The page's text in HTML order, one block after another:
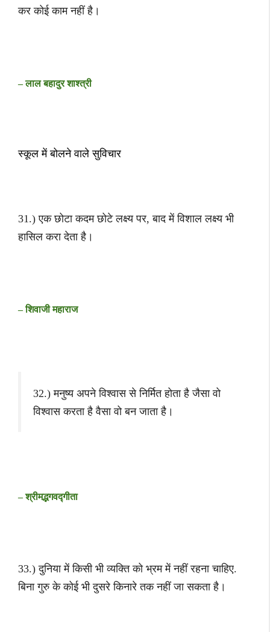
कर कोई काम नहीं है।
– लाल बहादुर शाश्त्री
स्कूल में बोलने वाले सुविचार
31.) एक छोटा कदम छोटे लक्ष्य पर, बाद में विशाल लक्ष्य भी
हासिल करा देता है।
– शिवाजी महाराज
32.) मनुष्य अपने विश्वास से निर्मित होता है जैसा वो
विश्वास करता है वैसा वो बन जाता है।
– श्रीमद्भगवद्गीता
33.) दुनिया में किसी भी व्यक्ति को भ्रम में नहीं रहना चाहिए.
बिना गुरु के कोई भी दुसरे किनारे तक नहीं जा सकता है।